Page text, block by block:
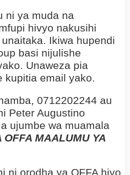
ni ya muda na
hivyo nakusihi
Ikiwa hupendi
basi nijulishe
Unaweza pia
kupitia email yako.
0712202244 au
Peter Augustino
ujumbe wa muamala
OFFA MAALUMU YA